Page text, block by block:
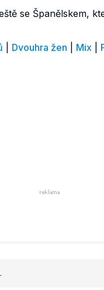
se Španělskem,
Dvouhra žen Mix